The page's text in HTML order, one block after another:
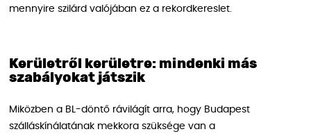
mennyire szilárd valójában ez a rekordkereslet.
Kerületről kerületre: mindenki más
szabályokat játszik
Miközben a BL-döntő rávilágít arra, hogy Budapest
szálláskínálatának mekkora szüksége van a